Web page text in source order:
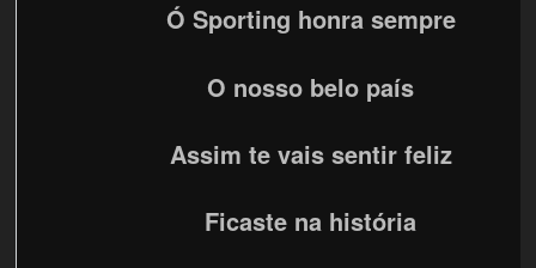
Ó Sporting honra sempre
O nosso belo país
Assim te vais sentir feliz
Ficaste na história